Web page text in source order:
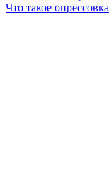
Что такое